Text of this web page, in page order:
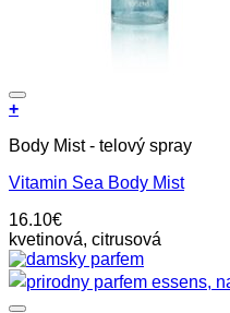
+
Body Mist - telový spray
Vitamin Sea Body Mist
16.10€
kvetinová, citrusová